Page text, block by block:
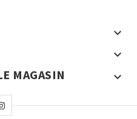


MAGASIN 